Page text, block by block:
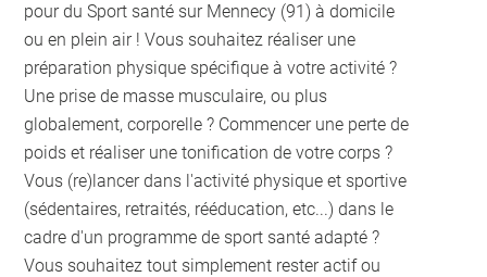
pour du Sport santé sur Mennecy (91) à domicile
ou en plein air ! Vous souhaitez réaliser une
préparation physique spécifique à votre activité ?
Une prise de masse musculaire, ou plus
globalement, corporelle ? Commencer une perte de
poids et réaliser une tonification de votre corps ?
Vous (re)lancer dans l'activité physique et sportive
(sédentaires, retraités, rééducation, etc...) dans le
cadre d'un programme de sport santé adapté ?
Vous souhaitez tout simplement rester actif ou